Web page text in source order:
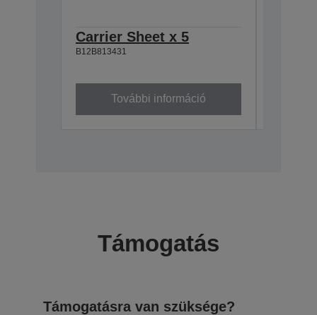
Carrier Sheet x 5
B12B813431
További információ
Támogatás
Támogatásra van szüksége?